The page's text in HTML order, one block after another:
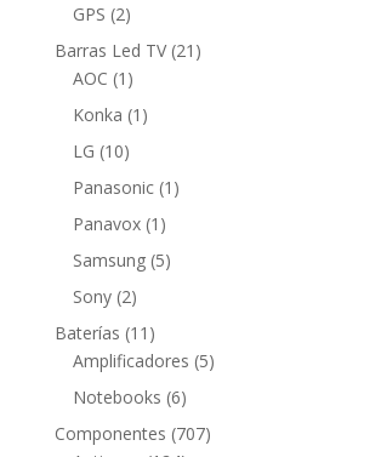
GPS 22
productos
Barras Led TV 21 21
AOC 1 1
producto
Konka 1 1
LG 1010
productos
Panasonic 1 1
Panavox 1 1
producto
Samsung 55
Sony 22
productos
Baterías 11 11
productos
Amplificadores 55
Notebooks 66
productos
Componentes 707707